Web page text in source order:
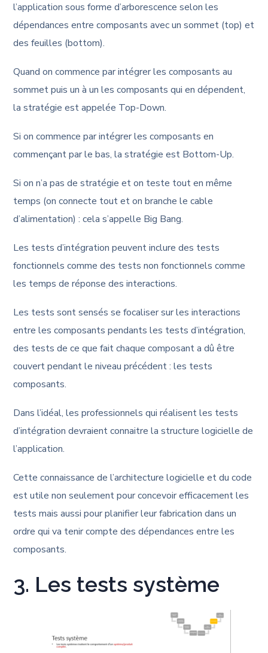
l’application sous forme d’arborescence selon les
dépendances entre composants avec un sommet (top) et
des feuilles (bottom).
Quand on commence par intégrer les composants au
sommet puis un à un les composants qui en dépendent,
la stratégie est appelée Top-Down.
Si on commence par intégrer les composants en
commençant par le bas, la stratégie est Bottom-Up.
Si on n’a pas de stratégie et on teste tout en même
temps (on connecte tout et on branche le cable
d’alimentation) : cela s’appelle Big Bang.
Les tests d’intégration peuvent inclure des tests
fonctionnels comme des tests non fonctionnels comme
les temps de réponse des interactions.
Les tests sont sensés se focaliser sur les interactions
entre les composants pendants les tests d’intégration,
des tests de ce que fait chaque composant a dû être
couvert pendant le niveau précédent : les tests
composants.
Dans l’idéal, les professionnels qui réalisent les tests
d’intégration devraient connaitre la structure logicielle de
l’application.
Cette connaissance de l’architecture logicielle et du code
est utile non seulement pour concevoir efficacement les
tests mais aussi pour planifier leur fabrication dans un
ordre qui va tenir compte des dépendances entre les
composants.
3. Les tests système